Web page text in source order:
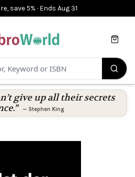
save 5% · Ends Aug 31
Cart
give up all their secrets
— Stephen King